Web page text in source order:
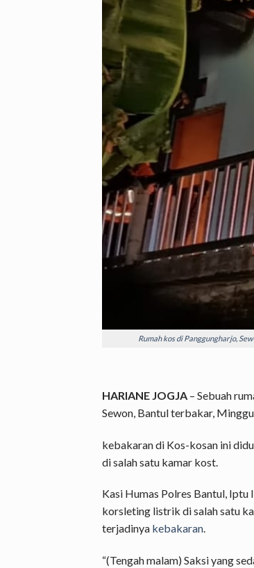
Rumah kos di Panggungharjo,
HARIANE JOGJA – Sebuah
Sewon, Bantul terbakar,
kebakaran di Kos-kosan ini
di salah satu kamar kost.
Kasi Humas Polres Bantul,
korsleting listrik di salah satu
terjadinya kebakaran.
“(Tengah malam) Saksi yang